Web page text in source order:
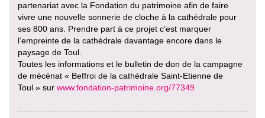
partenariat avec la Fondation du patrimoine afin de faire
vivre une nouvelle sonnerie de cloche à la cathédrale pour
ses 800 ans. Prendre part à ce projet c’est marquer
l’empreinte de la cathédrale davantage encore dans le
paysage de Toul.
Toutes les informations et le bulletin de don de la campagne
de mécénat « Beffroi de la cathédrale Saint-Etienne de
Toul » sur www.fondation-patrimoine.org/77349